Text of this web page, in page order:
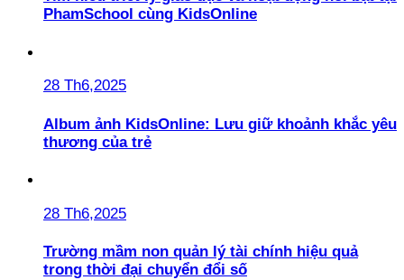
PhamSchool cùng KidsOnline
28 Th6,2025
Album ảnh KidsOnline: Lưu giữ khoảnh khắc yêu
thương của trẻ
28 Th6,2025
Trường mầm non quản lý tài chính hiệu quả
trong thời đại chuyển đổi số